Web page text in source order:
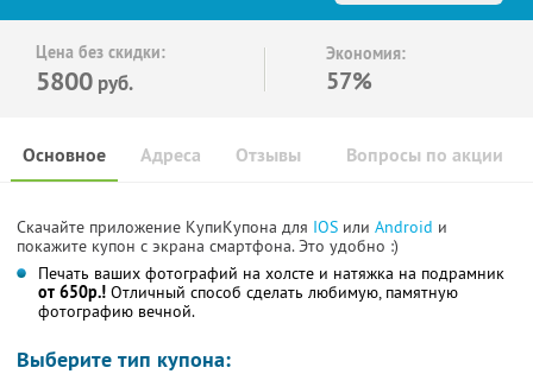
Цена без скидки:
5800 руб.
Экономия:
57%
Основное Отзывы Вопросы по акции
Адреса
Скачайте приложение КупиКупона для IOS или Android и
покажите купон с экрана смартфона. Это удобно :)
Печать ваших фотографий на холсте и натяжка на подрамник
от 650р.! Отличный способ сделать любимую, памятную
фотографию вечной.
Выберите тип купона: